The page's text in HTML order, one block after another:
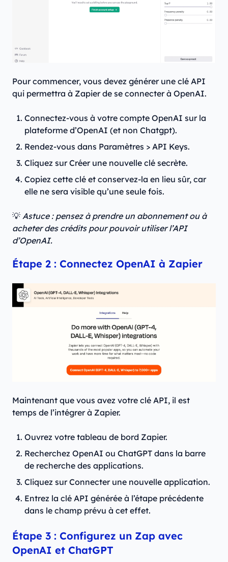
Pour commencer, vous devez générer une clé API
qui permettra à Zapier de se connecter à OpenAI.
Connectez-vous à votre compte OpenAI sur la
plateforme d’OpenAI (et non Chatgpt).
Rendez-vous dans Paramètres > API Keys.
Cliquez sur Créer une nouvelle clé secrète.
Copiez cette clé et conservez-la en lieu sûr, car
elle ne sera visible qu’une seule fois.
💡 Astuce : pensez à prendre un abonnement ou à
acheter des crédits pour pouvoir utiliser l’API
d’OpenAI.
Étape 2 : Connectez OpenAI à Zapier
Maintenant que vous avez votre clé API, il est
temps de l’intégrer à Zapier.
Ouvrez votre tableau de bord Zapier.
Recherchez OpenAI ou ChatGPT dans la barre
de recherche des applications.
Cliquez sur Connecter une nouvelle application.
Entrez la clé API générée à l’étape précédente
dans le champ prévu à cet effet.
Étape 3 : Configurez un Zap avec
OpenAI et ChatGPT